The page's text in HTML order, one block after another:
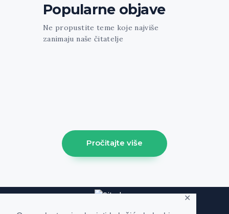
✕
Popularne objave
Ne propustite teme koje najviše
zanimaju naše čitatelje
Pročitajte više